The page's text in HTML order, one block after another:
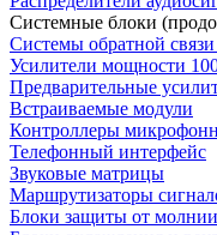
Системные блоки
Системы обратной
Усилители мощности
Предварительные
Встраиваемые модули
Контроллеры
Телефонный интерфейс
Звуковые матрицы
Маршрутизаторы
Блоки защиты от молнии